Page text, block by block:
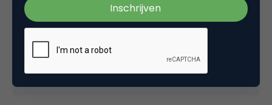
het optimaliseren van SEA campagnes en het
uitvoeren van webanalyses, zet hij zich bij
Inventus dagelijks in om voor meer dan 300
organisaties de online marketing prestaties
continu te verbeteren.